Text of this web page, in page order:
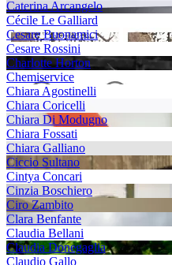
Caterina Arcangelo
Cécile Le Galliard
Cesare Buonamici
Cesare Rossini
Charlotte Horton
Chemiservice
Chiara Agostinelli
Chiara Coricelli
Chiara Di Modugno
Chiara Fossati
Chiara Galliano
Ciccio Sultano
Cintya Concari
Cinzia Boschiero
Ciro Zambito
Clara Benfante
Claudia Bellani
Claudia Donegaglia
Claudio Gallo